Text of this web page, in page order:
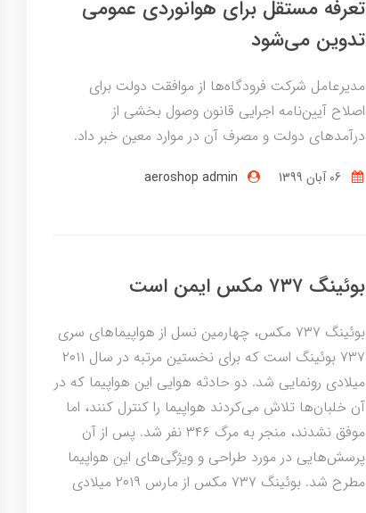
تعرفه مستقل برای هوانوردی عمومی
تدوین می‌شود
مدیرعامل شرکت فرودگاه‌ها از موافقت دولت برای
اصلاح آیین‌نامه اجرایی قانون وصول بخشی از
درآمد‌های دولت و مصرف آن در موارد معین خبر داد.
aeroshop admin
بوئینگ ۷۳۷ مکس ایمن است
بوئینگ ۷۳۷ مکس، چهارمین نسل از هواپیماهای سری
۷۳۷ بوئینگ است که برای نخستین مرتبه در سال ۲۰۱۱
میلادی رونمایی شد. دو حادثه هوایی این هواپیما که در
آن خلبان‌ها تلاش می‌کردند هواپیما را کنترل کنند، اما
موفق نشدند، منجر به مرگ ۳۴۶ نفر شد. پس از آن
پرسش‌هایی در مورد طراحی و ویژگی‌های این هواپیما
مطرح شد. بوئینگ ۷۳۷ مکس از مارس ۲۰۱۹ میلادی